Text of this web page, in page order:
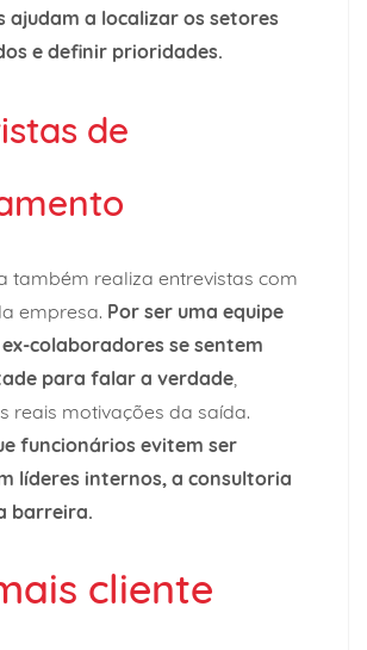
ajudam a localizar os setores
e definir prioridades.
de
também realiza entrevistas com
empresa. Por ser uma equipe
colaboradores se sentem
para falar a verdade,
reais motivações da saída.
funcionários evitem ser
líderes internos, a consultoria
barreira.
cliente